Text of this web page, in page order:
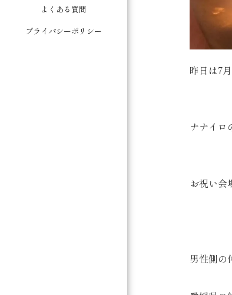
よくある質問
プライバシーポリシー
昨日は7
ナナイロ
お祝い会
男性側の